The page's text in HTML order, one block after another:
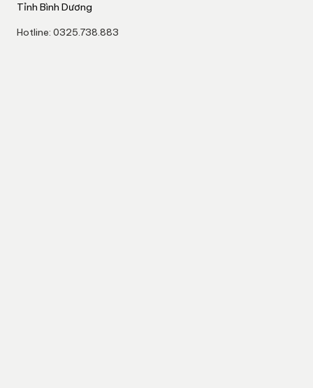
Tỉnh Bình Dương
Hotline: 0325.738.883